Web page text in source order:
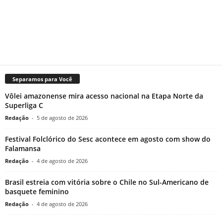
Separamos para Você
Vôlei amazonense mira acesso nacional na Etapa Norte da
Superliga C
Redação - 5 de agosto de 2026
Festival Folclórico do Sesc acontece em agosto com show do
Falamansa
Redação - 4 de agosto de 2026
Brasil estreia com vitória sobre o Chile no Sul-Americano de
basquete feminino
Redação - 4 de agosto de 2026